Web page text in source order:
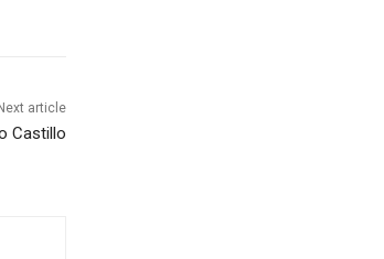
Next article
Castillo